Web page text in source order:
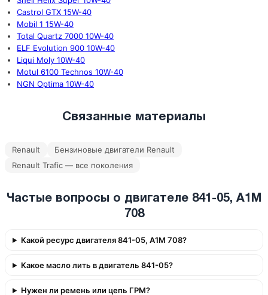
Castrol GTX 15W-40
Mobil 1 15W-40
Total Quartz 7000 10W-40
ELF Evolution 900 10W-40
Liqui Moly 10W-40
Motul 6100 Technos 10W-40
NGN Optima 10W-40
Связанные материалы
Renault
Бензиновые двигатели Renault
Renault Trafic — все поколения
Частые вопросы о двигателе 841-05, A1M
708
Какой ресурс двигателя 841-05, A1M 708?
Какое масло лить в двигатель 841-05?
Нужен ли ремень или цепь ГРМ?